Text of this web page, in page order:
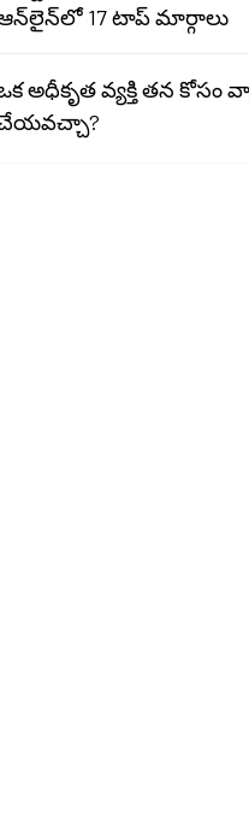
17 టాప్ మార్గాలు
అధీకృత వ్యక్తి తన కోసం